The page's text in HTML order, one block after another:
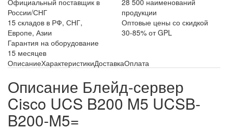
Официальный поставщик в
России/СНГ
28 500 наименований
продукции
15 складов в РФ, СНГ,
Европе, Азии
Оптовые цены со скидкой
30-85% от GPL
Гарантия на оборудование
15 месяцев
ОписаниеХарактеристикиДоставкаОплата
Описание Блейд-сервер
Cisco UCS B200 M5 UCSB-
B200-M5=